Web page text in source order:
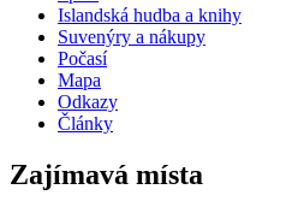
Islandská hudba a knihy
Suvenýry a nákupy
Počasí
Mapa
Odkazy
Články
Zajímavá místa